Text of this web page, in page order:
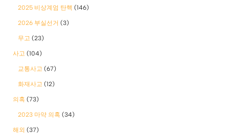
2025 비상계엄 탄핵 (146)
2026 부실선거 (3)
무고 (23)
사고 (104)
교통사고 (67)
화재사고 (12)
의혹 (73)
2023 마약 의혹 (34)
해외 (37)